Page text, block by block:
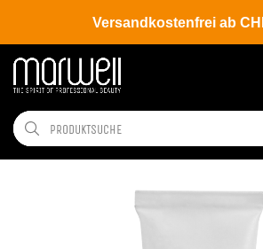
Versandkostenfrei ab
Shop Brands Davines Colour